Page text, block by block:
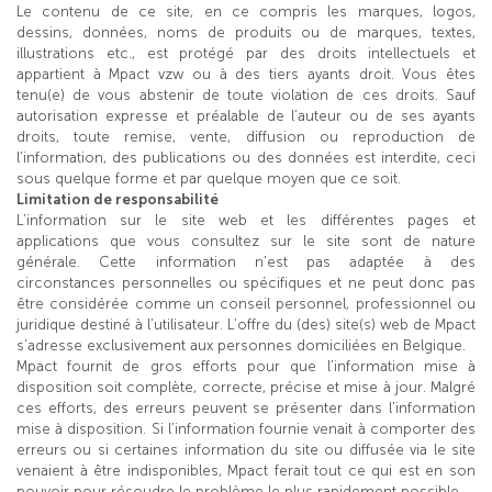
Le contenu de ce site, en ce compris les marques, logos,
dessins, données, noms de produits ou de marques, textes,
illustrations etc., est protégé par des droits intellectuels et
appartient à Mpact vzw ou à des tiers ayants droit. Vous êtes
tenu(e) de vous abstenir de toute violation de ces droits. Sauf
autorisation expresse et préalable de l’auteur ou de ses ayants
droits, toute remise, vente, diffusion ou reproduction de
l’information, des publications ou des données est interdite, ceci
sous quelque forme et par quelque moyen que ce soit.
Limitation de responsabilité
L’information sur le site web et les différentes pages et
applications que vous consultez sur le site sont de nature
générale. Cette information n’est pas adaptée à des
circonstances personnelles ou spécifiques et ne peut donc pas
être considérée comme un conseil personnel, professionnel ou
juridique destiné à l’utilisateur. L’offre du (des) site(s) web de Mpact
s’adresse exclusivement aux personnes domiciliées en Belgique.
Mpact fournit de gros efforts pour que l’information mise à
disposition soit complète, correcte, précise et mise à jour. Malgré
ces efforts, des erreurs peuvent se présenter dans l’information
mise à disposition. Si l’information fournie venait à comporter des
erreurs ou si certaines information du site ou diffusée via le site
venaient à être indisponibles, Mpact ferait tout ce qui est en son